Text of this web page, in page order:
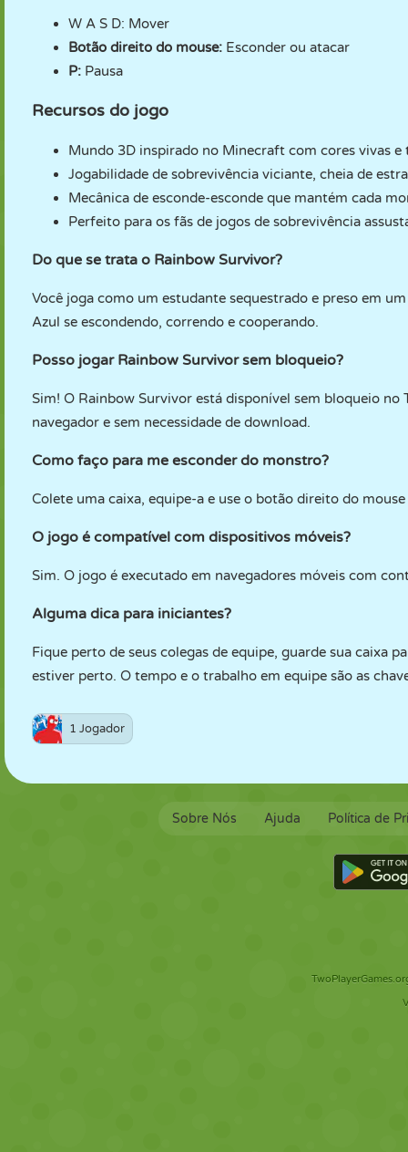
W A S D: Mover
Botão direito do mouse: Esconder ou atacar
P: Pausa
Recursos do jogo
Mundo 3D inspirado no Minecraft com cores vivas e
Jogabilidade de sobrevivência viciante, cheia de
Mecânica de esconde-esconde que mantém cada
Perfeito para os fãs de jogos de sobrevivência
Do que se trata o Rainbow Survivor?
Você joga como um estudante sequestrado e preso em
Azul se escondendo, correndo e cooperando.
Posso jogar Rainbow Survivor sem bloqueio?
Sim! O Rainbow Survivor está disponível sem bloqueio
navegador e sem necessidade de download.
Como faço para me esconder do monstro?
Colete uma caixa, equipe-a e use o botão direito do
O jogo é compatível com dispositivos móveis?
Sim. O jogo é executado em navegadores móveis com
Alguma dica para iniciantes?
Fique perto de seus colegas de equipe, guarde sua caixa
estiver perto. O tempo e o trabalho em equipe são as
1 Jogador
Sobre Nós Ajuda Política de